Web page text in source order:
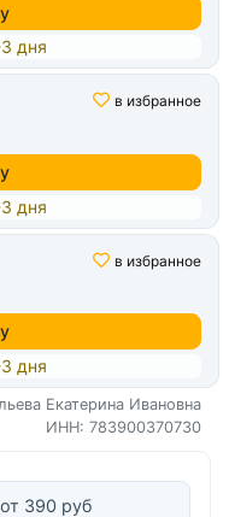
дня
в избранное
дня
в избранное
дня
Екатерина Ивановна
ИНН: 783900370730
390 руб